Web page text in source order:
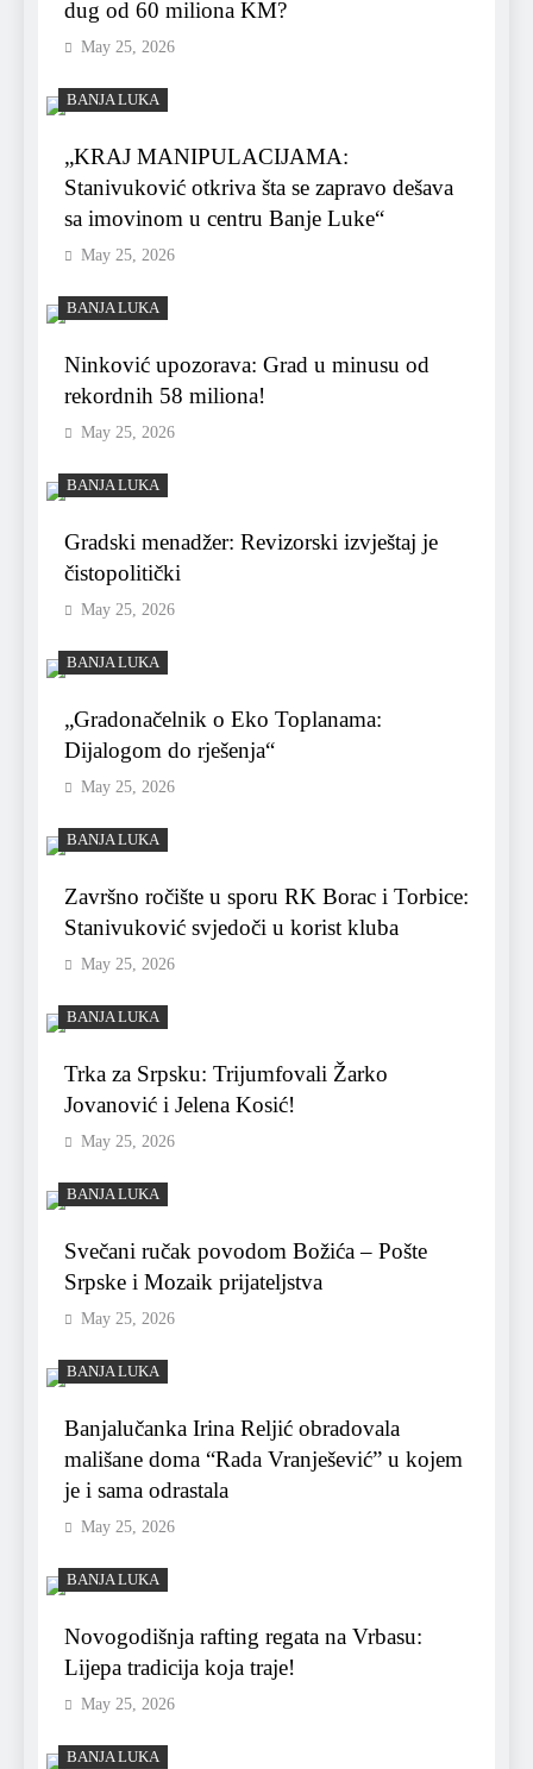
dug od 60 miliona KM?
May 25, 2026
BANJA LUKA
„KRAJ MANIPULACIJAMA:
Stanivuković otkriva šta se zapravo dešava
sa imovinom u centru Banje Luke“
May 25, 2026
BANJA LUKA
Ninković upozorava: Grad u minusu od
rekordnih 58 miliona!
May 25, 2026
BANJA LUKA
Gradski menadžer: Revizorski izvještaj je
čistopolitički
May 25, 2026
BANJA LUKA
„Gradonačelnik o Eko Toplanama:
Dijalogom do rješenja“
May 25, 2026
BANJA LUKA
Završno ročište u sporu RK Borac i Torbice:
Stanivuković svjedoči u korist kluba
May 25, 2026
BANJA LUKA
Trka za Srpsku: Trijumfovali Žarko
Jovanović i Jelena Kosić!
May 25, 2026
BANJA LUKA
Svečani ručak povodom Božića – Pošte
Srpske i Mozaik prijateljstva
May 25, 2026
BANJA LUKA
Banjalučanka Irina Reljić obradovala
mališane doma “Rada Vranješević” u kojem
je i sama odrastala
May 25, 2026
BANJA LUKA
Novogodišnja rafting regata na Vrbasu:
Lijepa tradicija koja traje!
May 25, 2026
BANJA LUKA